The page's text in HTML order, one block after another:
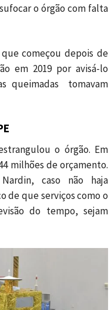
o órgão com falta
começou depois de
em 2019 por avisá-lo
queimadas tomavam
o órgão. Em
milhões de orçamento.
caso não haja
de que serviços como o
do tempo, sejam